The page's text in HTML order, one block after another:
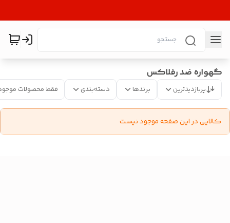
گهواره ضد رفلاکس
پربازدیدترین برندها دسته‌بندی فقط محصولات
کالایی در این صفحه موجود نیست